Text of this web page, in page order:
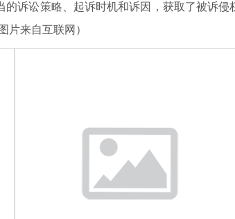
讼策略、起诉时机和诉因，获取了被诉侵
片来自互联网）